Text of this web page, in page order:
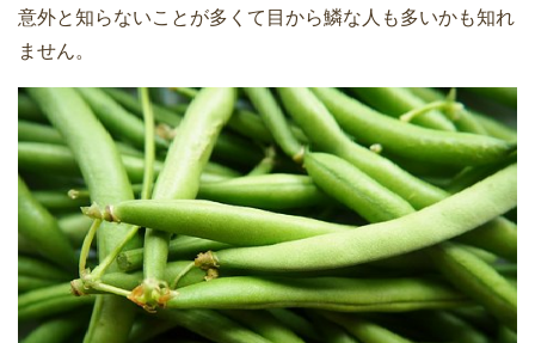
意外と知らないことが多くて目から鱗な人も多いかも知れ
ません。